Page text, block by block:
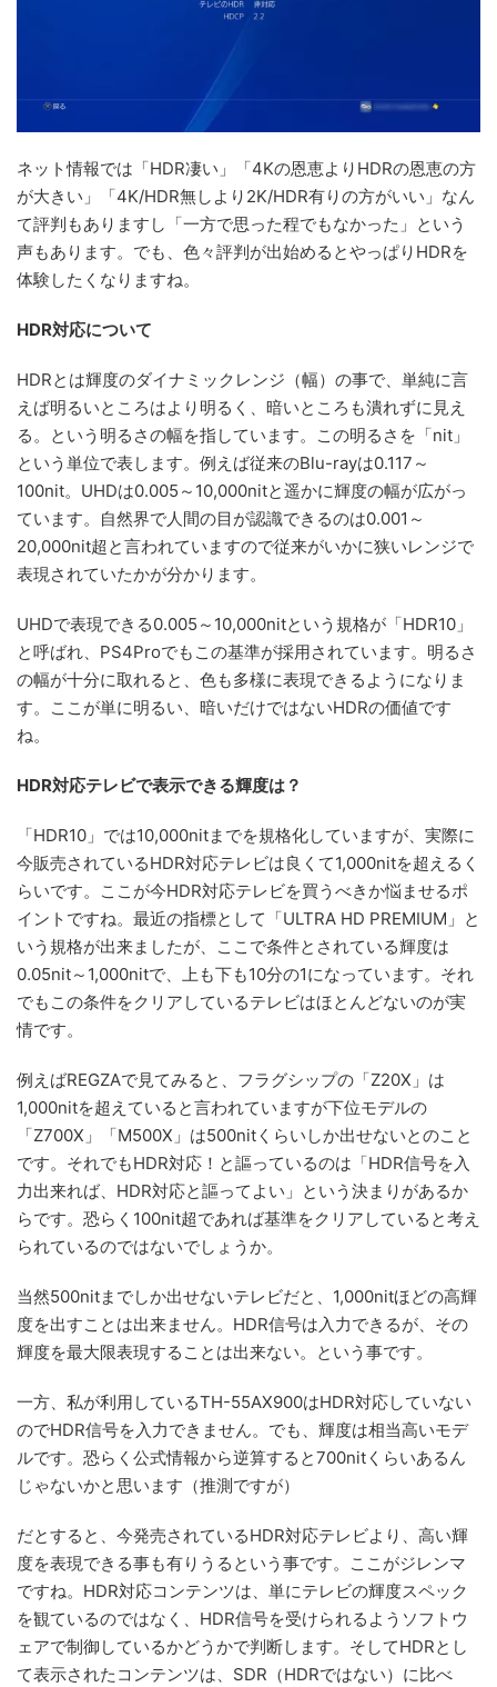
ネット情報では「HDR凄い」「4Kの恩恵よりHDRの恩恵の方
が大きい」「4K/HDR無しより2K/HDR有りの方がいい」なん
て評判もありますし「一方で思った程でもなかった」という
声もあります。でも、色々評判が出始めるとやっぱりHDRを
体験したくなりますね。
HDR対応について
HDRとは輝度のダイナミックレンジ（幅）の事で、単純に言
えば明るいところはより明るく、暗いところも潰れずに見え
る。という明るさの幅を指しています。この明るさを「nit」
という単位で表します。例えば従来のBlu-rayは0.117～
100nit。UHDは0.005～10,000nitと遥かに輝度の幅が広がっ
ています。自然界で人間の目が認識できるのは0.001～
20,000nit超と言われていますので従来がいかに狭いレンジで
表現されていたかが分かります。
UHDで表現できる0.005～10,000nitという規格が「HDR10」
と呼ばれ、PS4Proでもこの基準が採用されています。明るさ
の幅が十分に取れると、色も多様に表現できるようになりま
す。ここが単に明るい、暗いだけではないHDRの価値です
ね。
HDR対応テレビで表示できる輝度は？
「HDR10」では10,000nitまでを規格化していますが、実際に
今販売されているHDR対応テレビは良くて1,000nitを超えるく
らいです。ここが今HDR対応テレビを買うべきか悩ませるポ
イントですね。最近の指標として「ULTRA HD PREMIUM」と
いう規格が出来ましたが、ここで条件とされている輝度は
0.05nit～1,000nitで、上も下も10分の1になっています。それ
でもこの条件をクリアしているテレビはほとんどないのが実
情です。
例えばREGZAで見てみると、フラグシップの「Z20X」は
1,000nitを超えていると言われていますが下位モデルの
「Z700X」「M500X」は500nitくらいしか出せないとのこと
です。それでもHDR対応！と謳っているのは「HDR信号を入
力出来れば、HDR対応と謳ってよい」という決まりがあるか
らです。恐らく100nit超であれば基準をクリアしていると考え
られているのではないでしょうか。
当然500nitまでしか出せないテレビだと、1,000nitほどの高輝
度を出すことは出来ません。HDR信号は入力できるが、その
輝度を最大限表現することは出来ない。という事です。
一方、私が利用しているTH-55AX900はHDR対応していない
のでHDR信号を入力できません。でも、輝度は相当高いモデ
ルです。恐らく公式情報から逆算すると700nitくらいあるん
じゃないかと思います（推測ですが）
だとすると、今発売されているHDR対応テレビより、高い輝
度を表現できる事も有りうるという事です。ここがジレンマ
ですね。HDR対応コンテンツは、単にテレビの輝度スペック
を観ているのではなく、HDR信号を受けられるようソフトウ
ェアで制御しているかどうかで判断します。そしてHDRとし
て表示されたコンテンツは、SDR（HDRではない）に比べ